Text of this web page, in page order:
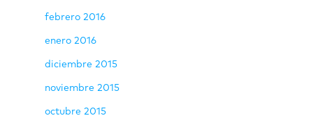
febrero 2016
enero 2016
diciembre 2015
noviembre 2015
octubre 2015